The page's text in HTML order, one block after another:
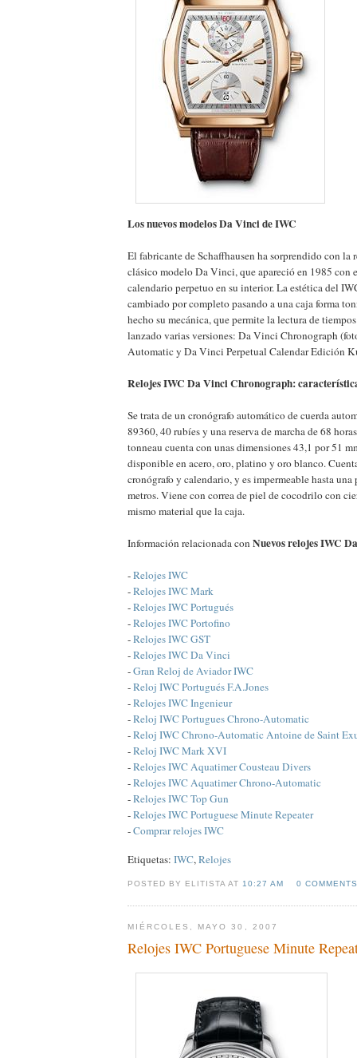
Los nuevos modelos Da Vinci de IWC
El fabricante de Schaffhausen ha sorprendido con la
clásico modelo Da Vinci, que apareció en 1985 con
calendario perpetuo en su interior. La estética del
cambiado por completo pasando a una caja forma
hecho su mecánica, que permite la lectura de
lanzado varias versiones: Da Vinci Chronograph
Automatic y Da Vinci Perpetual Calendar Edición
Relojes IWC Da Vinci Chronograph:
Se trata de un cronógrafo automático de cuerda
89360, 40 rubíes y una reserva de marcha de 68
tonneau cuenta con unas dimensiones 43,1 por 51
disponible en acero, oro, platino y oro blanco.
cronógrafo y calendario, y es impermeable hasta
metros. Viene con correa de piel de cocodrilo con
mismo material que la caja.
Información relacionada con Nuevos relojes IWC
-Relojes IWC
-Relojes IWC Mark
-Relojes IWC Portugués
-Relojes IWC Portofino
-Relojes IWC GST
-Relojes IWC Da Vinci
-Gran Reloj de Aviador IWC
-Reloj IWC Portugués F.A.Jones
-Relojes IWC Ingenieur
-Reloj IWC Portugues Chrono-Automatic
-Reloj IWC Chrono-Automatic Antoine de Saint
-Reloj IWC Mark XVI
-Relojes IWC Aquatimer Cousteau Divers
-Relojes IWC Aquatimer Chrono-Automatic
-Relojes IWC Top Gun
-Relojes IWC Portuguese Minute Repeater
-Comprar relojes IWC
Etiquetas: IWC,Relojes
POSTED BY ELITISTA AT10:27 AM 0 COMMENTS
MIÉRCOLES, MAYO 30, 2007
Relojes IWC Portuguese Minute